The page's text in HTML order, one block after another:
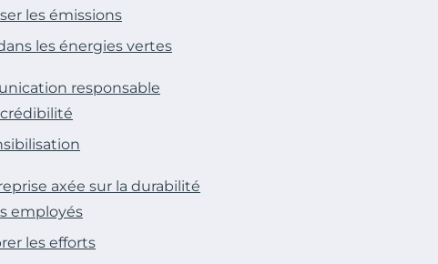
les émissions
les énergies vertes
responsable
axée sur la durabilité
employés
les efforts